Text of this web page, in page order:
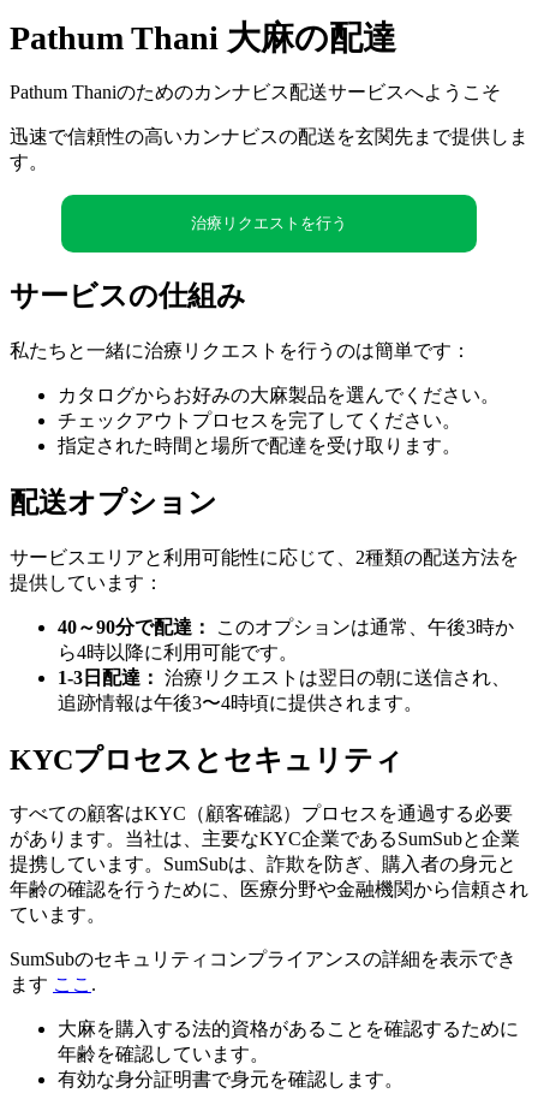
Pathum Thani 大麻の配達
Pathum Thaniのためのカンナビス配送サービスへようこそ
迅速で信頼性の高いカンナビスの配送を玄関先まで提供しま
す。
治療リクエストを行う
サービスの仕組み
私たちと一緒に治療リクエストを行うのは簡単です：
カタログからお好みの大麻製品を選んでください。
チェックアウトプロセスを完了してください。
指定された時間と場所で配達を受け取ります。
配送オプション
サービスエリアと利用可能性に応じて、2種類の配送方法を
提供しています：
40～90分で配達：
このオプションは通常、午後3時か
ら4時以降に利用可能です。
1-3日配達： 治療リクエストは翌日の朝に送信され、
追跡情報は午後3〜4時頃に提供されます。
KYCプロセスとセキュリティ
すべての顧客はKYC（顧客確認）プロセスを通過する必要
があります。当社は、主要なKYC企業であるSumSubと企業
提携しています。SumSubは、詐欺を防ぎ、購入者の身元と
年齢の確認を行うために、医療分野や金融機関から信頼され
ています。
SumSubのセキュリティコンプライアンスの詳細を表示でき
ます ここ .
大麻を購入する法的資格があることを確認するために
年齢を確認しています。
有効な身分証明書で身元を確認します。